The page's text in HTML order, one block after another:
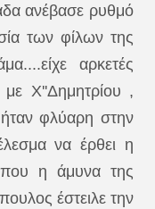
ανέβασε ρυθμό
των φίλων της
αρκετές
με Χ''Δημητρίου ,
φλύαρη στην
να έρθει η
η άμυνα της
έστειλε την